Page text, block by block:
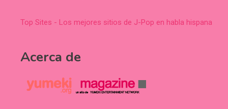
Top Sites - Los mejores sitios de J-Pop en habla hispana
Acerca de